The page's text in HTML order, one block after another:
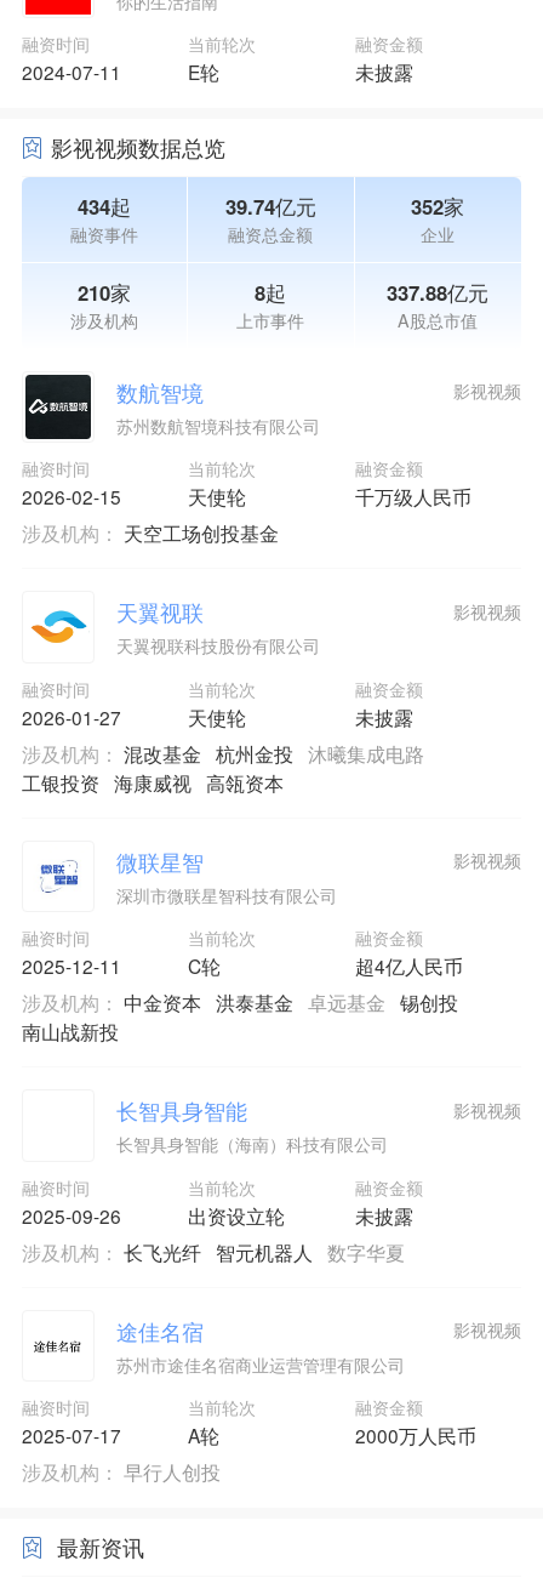
融资时间
2024-07-11
当前轮次
E轮
融资金额
未披露
影视视频数据总览
434起
融资事件
39.74亿元
融资总金额
352家
企业
210家
涉及机构
8起
上市事件
337.88亿元
A股总市值
数航智境
苏州数航智境科技有限公司
融资时间
2026-02-15
当前轮次
天使轮
融资金额
千万级人民币
影视视频
涉及机构： 天空工场创投基金
天翼视联
天翼视联科技股份有限公司
融资时间
2026-01-27
当前轮次
天使轮
融资金额
未披露
影视视频
涉及机构： 混改基金 杭州金投 沐曦集成电路
工银投资 海康威视 高瓴资本
微联星智
深圳市微联星智科技有限公司
融资时间
2025-12-11
当前轮次
C轮
融资金额
超4亿人民币
影视视频
涉及机构： 中金资本 洪泰基金 卓远基金 锡创投
南山战新投
长智具身智能
长智具身智能（海南）科技有限公司
融资时间
2025-09-26
当前轮次
出资设立轮
融资金额
未披露
影视视频
涉及机构： 长飞光纤 智元机器人 数字华夏
途佳名宿
苏州市途佳名宿商业运营管理有限公司
融资时间
2025-07-17
当前轮次
A轮
融资金额
2000万人民币
影视视频
涉及机构： 早行人创投
最新资讯